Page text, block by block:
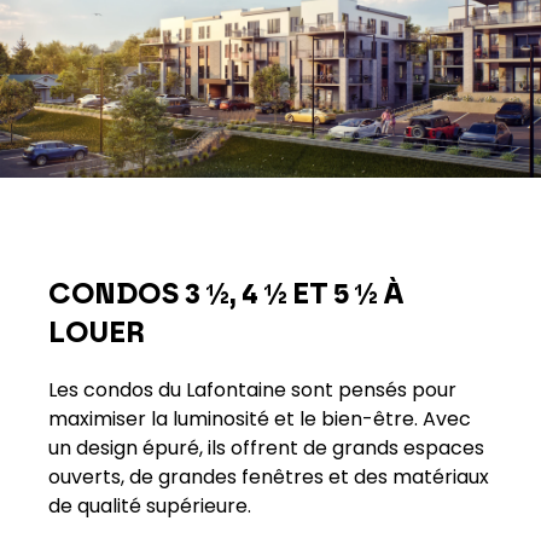
CONDOS 3 ½, 4 ½ ET 5 ½ À
LOUER
Les condos du Lafontaine sont pensés pour
maximiser la luminosité et le bien-être. Avec
un design épuré, ils offrent de grands espaces
ouverts, de grandes fenêtres et des matériaux
de qualité supérieure.